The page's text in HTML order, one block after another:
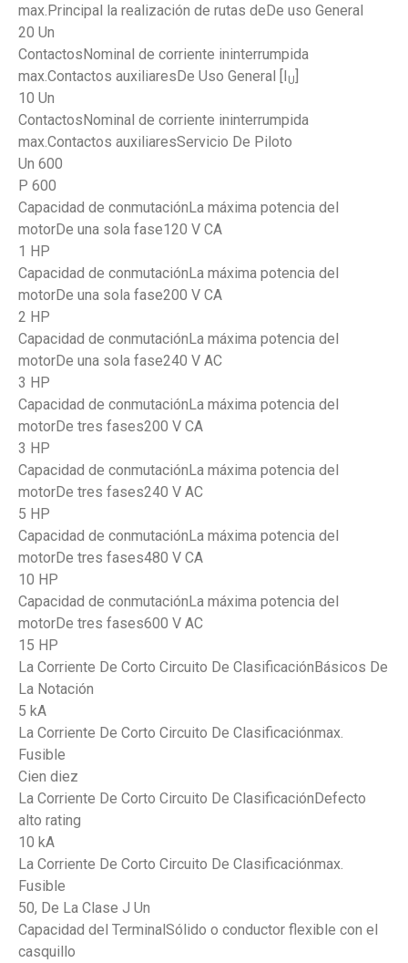
max.Principal la realización de rutas deDe uso General
20 Un
ContactosNominal de corriente ininterrumpida
max.Contactos auxiliaresDe Uso General [I U
10 Un
ContactosNominal de corriente ininterrumpida
max.Contactos auxiliaresServicio De Piloto
Un 600
P 600
Capacidad de conmutaciónLa máxima potencia del
motorDe una sola fase120 V CA
1 HP
Capacidad de conmutaciónLa máxima potencia del
motorDe una sola fase200 V CA
2 HP
Capacidad de conmutaciónLa máxima potencia del
motorDe una sola fase240 V AC
3 HP
Capacidad de conmutaciónLa máxima potencia del
motorDe tres fases200 V CA
3 HP
Capacidad de conmutaciónLa máxima potencia del
motorDe tres fases240 V AC
5 HP
Capacidad de conmutaciónLa máxima potencia del
motorDe tres fases480 V CA
10 HP
Capacidad de conmutaciónLa máxima potencia del
motorDe tres fases600 V AC
15 HP
La Corriente De Corto Circuito De ClasificaciónBásicos De
La Notación
5 kA
La Corriente De Corto Circuito De Clasificaciónmax.
Fusible
Cien diez
La Corriente De Corto Circuito De ClasificaciónDefecto
alto rating
10 kA
La Corriente De Corto Circuito De Clasificaciónmax.
Fusible
50, De La Clase J Un
Capacidad del TerminalSólido o conductor flexible con el
casquillo